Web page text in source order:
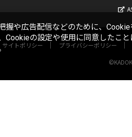
サイトポリシー プライバシーポリシー
握や広告配信などのために、
Cookieの設定や使用に同意したこ